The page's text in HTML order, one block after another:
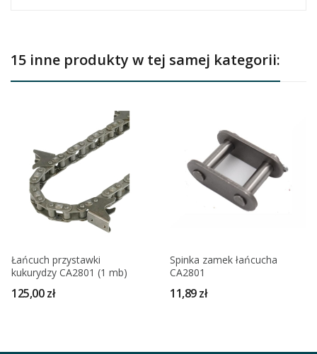
15 inne produkty w tej samej kategorii:
Łańcuch przystawki
kukurydzy CA2801 (1 mb)
125,00 zł
Spinka zamek łańcucha
CA2801
11,89 zł